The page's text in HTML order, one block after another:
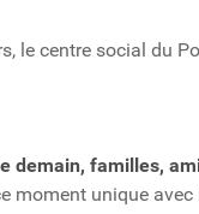
le centre social du
demain, familles,
moment unique avec